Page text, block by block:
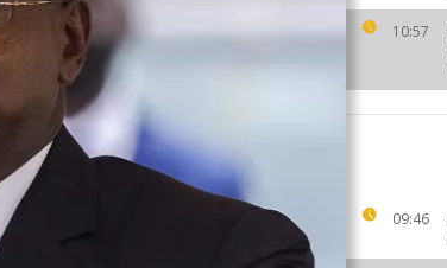
10:57
09:46